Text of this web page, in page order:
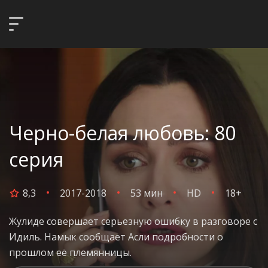
Черно-белая любовь: 80
серия
8,3 2017-2018 53 мин HD 18+
Жулиде совершает серьезную ошибку в разговоре с
Идиль. Намык сообщает Асли подробности о
прошлом её племянницы.